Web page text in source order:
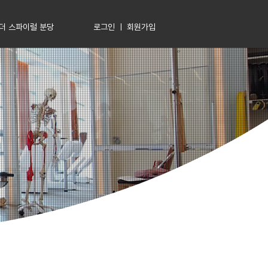
스파이럴 분당 로그인 ㅣ 회원가입